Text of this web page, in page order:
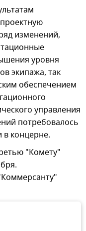
изменений,
уровня
экипажа, так
обеспечением
управления
потребовалось
в концерне.
"Комету"